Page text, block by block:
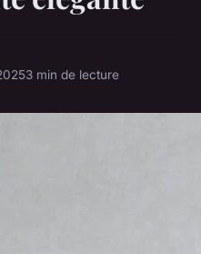
3 min de lecture